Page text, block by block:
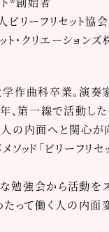
ビリーフリセット協
ト・クリエーション
作曲科卒業。演奏
、第一線で活動した
の内面へと関心が
ッド「ビリーフリセ
勉強会から活動をス
って働く人の内面